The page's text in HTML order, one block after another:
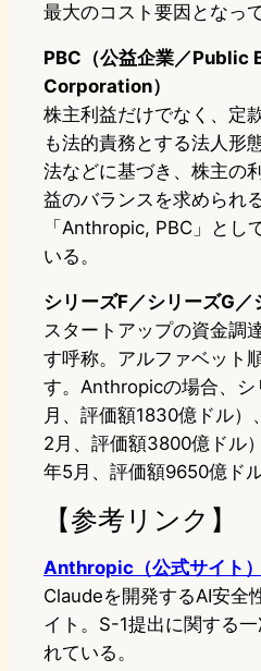
最大のコスト要因となっ
PBC（公益企業／Public
Corporation）
株主利益だけでなく、定
も法的責務とする法人形
法などに基づき、株主の
益のバランスを求められ
「Anthropic, PBC」とし
いる。
シリーズF／シリーズG／
スタートアップの資金調
す呼称。アルファベット
す。Anthropicの場合、
月、評価額1830億ドル
2月、評価額3800億ドル
年5月、評価額9650億ド
【参考リンク】
Anthropic（公式サイト）
Claudeを開発するAI安全
イト。S-1提出に関する
れている。